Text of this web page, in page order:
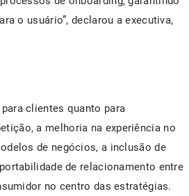
o usuário”, declarou a executiva,
clientes quanto para
a melhoria na experiência no
de negócios, a inclusão de
de relacionamento entre
no centro das estratégias.